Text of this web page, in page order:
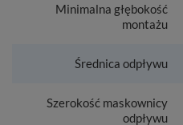
Minimalna głębokość
montażu
Średnica odpływu
Szerokość maskownicy
odpływu